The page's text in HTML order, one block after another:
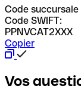
Code succursale
Code SWIFT:
PPNVCAT2XXX
Copier
Vos